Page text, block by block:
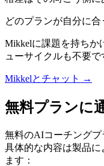
どのプランが自分に
Mikkelに課題を持ち
ューサイクルも不要で
Mikkelとチャット →
無料プランに
無料のAIコーチングプ
具体的な内容は製品
ます：